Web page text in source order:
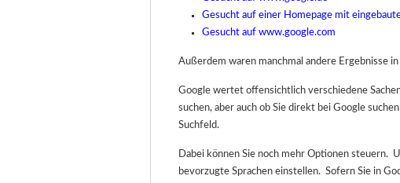
Gesucht auf einer Homepage mit
Gesucht auf www.google.com
Außerdem waren manchmal andere Ergebnisse
Google wertet offensichtlich verschiedene
suchen, aber auch ob Sie direkt bei Google
Suchfeld.
Dabei können Sie noch mehr Optionen steuern.
bevorzugte Sprachen einstellen. Sofern Sie in